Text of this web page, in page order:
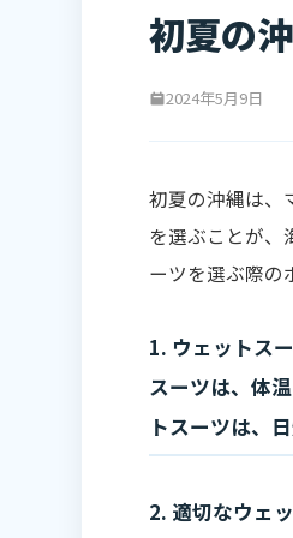
初夏の
2024年5月9日
初夏の沖縄は、
を選ぶことが、
ーツを選ぶ際の
1. ウェットス
スーツは、体
トスーツは、
2. 適切なウェ